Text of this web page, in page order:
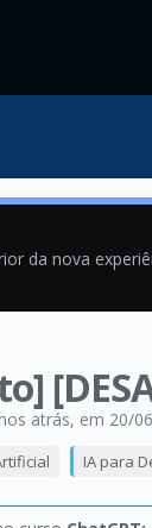
da nova
atrás, em 20/
IA para